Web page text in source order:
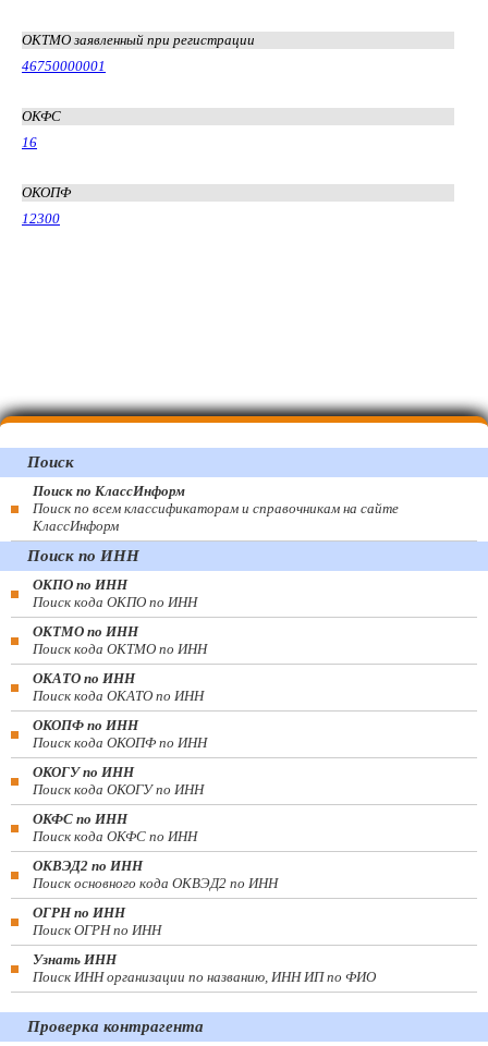
ОКТМО заявленный при регистрации
46750000001
ОКФС
16
ОКОПФ
12300
Поиск
Поиск по КлассИнформ
Поиск по всем классификаторам и справочникам на сайте
КлассИнформ
Поиск по ИНН
ОКПО по ИНН
Поиск кода ОКПО по ИНН
ОКТМО по ИНН
Поиск кода ОКТМО по ИНН
ОКАТО по ИНН
Поиск кода ОКАТО по ИНН
ОКОПФ по ИНН
Поиск кода ОКОПФ по ИНН
ОКОГУ по ИНН
Поиск кода ОКОГУ по ИНН
ОКФС по ИНН
Поиск кода ОКФС по ИНН
ОКВЭД2 по ИНН
Поиск основного кода ОКВЭД2 по ИНН
ОГРН по ИНН
Поиск ОГРН по ИНН
Узнать ИНН
Поиск ИНН организации по названию, ИНН ИП по ФИО
Проверка контрагента